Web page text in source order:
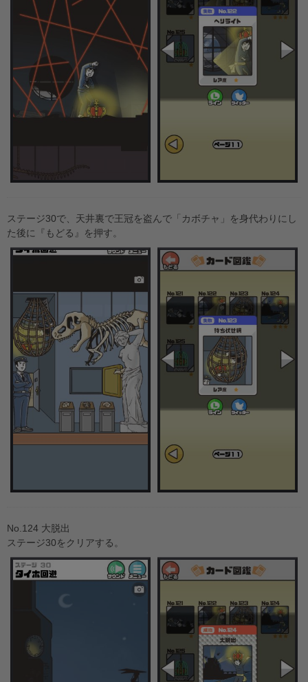
ステージ30で、天井裏で王冠を盗んで「カボチャ」を身代わりにし
た後に『もどる』を押す。
No.124 大脱出
ステージ30をクリアする。